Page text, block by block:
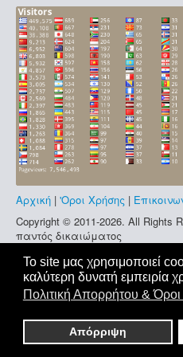
Το site μας χρησιμοποιεί
καλύτερη δυνατή εμπειρία
Πολιτική Απορρήτου &
Απόρριψη
Αρχική | 'Οροι Χρήσης |
Copyright © 2011-2026. All Rights
παντός δικαιώματος